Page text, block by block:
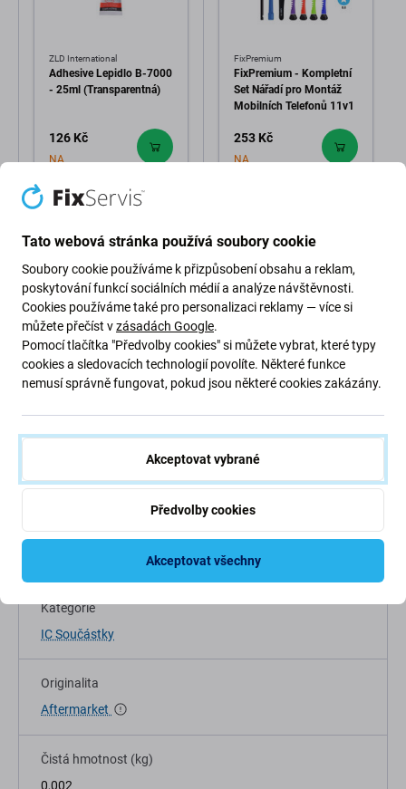
ZLD International
Adhesive Lepidlo B-7000
- 25ml (Transparentná)
126 Kč
NA
FixPremium
FixPremium - Kompletní
Set Nářadí pro Montáž
Mobilních Telefonů 11v1
253 Kč
NA
Popis a specifikace Kvalita Doprava a vrácení
Specifikace
Typ zařízení
Náhradní díl na mobilní telefon
Kategorie
IC Součástky
Originalita
Aftermarket
Čistá hmotnost (kg)
0,002
Tato webová stránka používá soubory cookie
Soubory cookie používáme k přizpůsobení obsahu a reklam,
poskytování funkcí sociálních médií a analýze návštěvnosti.
Cookies používáme také pro personalizaci reklamy — více si
můžete přečíst vzásadách Google.
Pomocí tlačítka "Předvolby cookies" si můžete vybrat, které typy
cookies a sledovacích technologií povolíte. Některé funkce
nemusí správně fungovat, pokud jsou některé cookies zakázány.
Akceptovat vybrané
Předvolby cookies
Akceptovat všechny